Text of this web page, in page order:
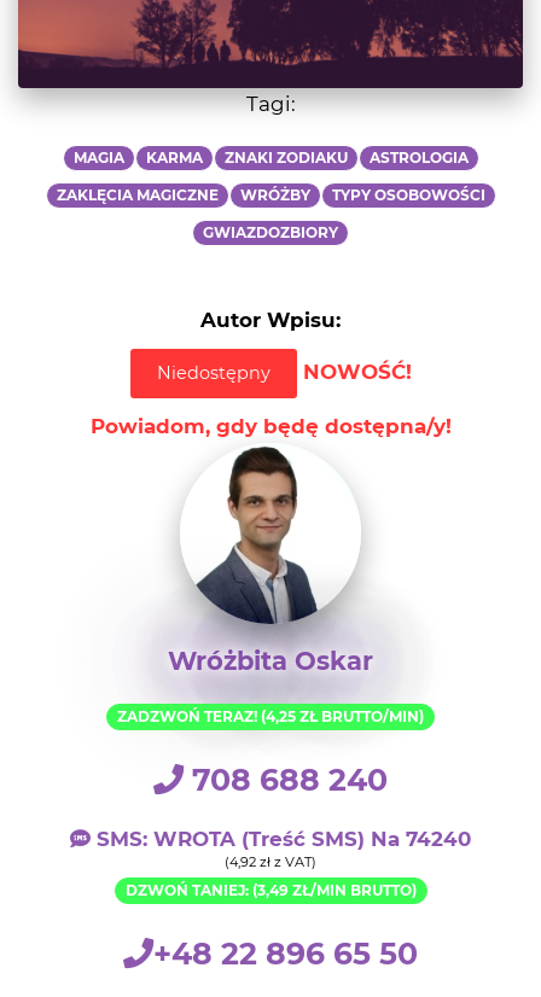
Tagi:
MAGIA KARMA ZNAKI ZODIAKU ASTROLOGIA
ZAKLĘCIA MAGICZNE WRÓŻBY TYPY OSOBOWOŚCI
GWIAZDOZBIORY
Autor Wpisu:
Niedostępny NOWOŚĆ!
Powiadom, gdy będę dostępna/y!
Wróżbita Oskar
ZADZWOŃ TERAZ! (4,25 ZŁ BRUTTO/MIN)
708 688 240
SMS: WROTA (treść SMS) Na 74240
(4,92 zł z VAT)
DZWOŃ TANIEJ: (3,49 ZŁ/MIN BRUTTO)
+48 22 896 65 50